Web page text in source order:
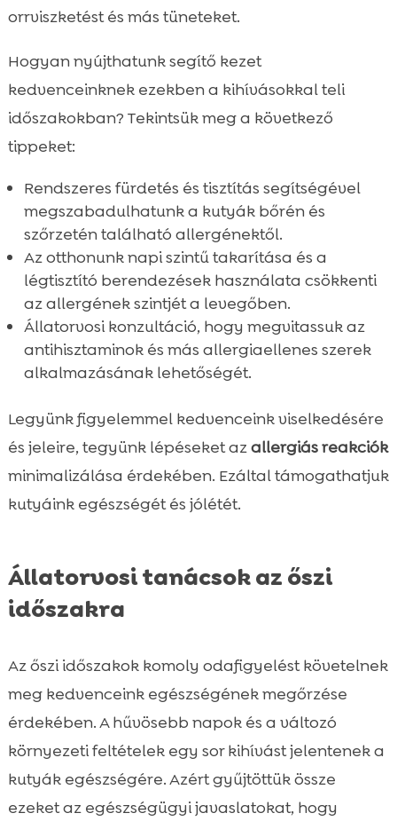
orrviszketést és más tüneteket.
Hogyan nyújthatunk segítő kezet
kedvenceinknek ezekben a kihívásokkal teli
időszakokban? Tekintsük meg a következő
tippeket:
Rendszeres fürdetés és tisztítás segítségével
megszabadulhatunk a kutyák bőrén és
szőrzetén található allergénektől.
Az otthonunk napi szintű takarítása és a
légtisztító berendezések használata csökkenti
az allergének szintjét a levegőben.
Állatorvosi konzultáció, hogy megvitassuk az
antihisztaminok és más allergiaellenes szerek
alkalmazásának lehetőségét.
Legyünk figyelemmel kedvenceink viselkedésére
és jeleire, tegyünk lépéseket azallergiás reakciók
minimalizálása érdekében. Ezáltal támogathatjuk
kutyáink egészségét és jólétét.
Állatorvosi tanácsok az őszi
időszakra
Az őszi időszakok komoly odafigyelést követelnek
meg kedvenceink egészségének megőrzése
érdekében. A hűvösebb napok és a változó
környezeti feltételek egy sor kihívást jelentenek a
kutyák egészségére. Azért gyűjtöttük össze
ezeket az egészségügyi javaslatokat, hogy